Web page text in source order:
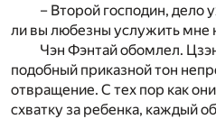
– Второй господин, дело
ли вы любезны услужить мне
Чэн Фэнтай обомлел.
подобный приказной тон
отвращение. С тех пор как
схватку за ребенка, каждый